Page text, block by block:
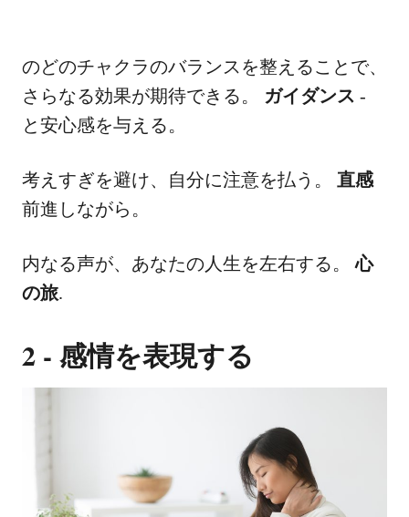
のどのチャクラのバランスを整えることで、
さらなる効果が期待できる。 ガイダンス -
と安心感を与える。
考えすぎを避け、自分に注意を払う。 直感
前進しながら。
内なる声が、あなたの人生を左右する。心
の旅.
2 - 感情を表現する